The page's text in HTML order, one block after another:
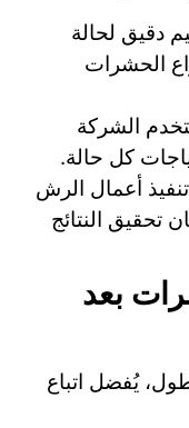
دقيق لحالة
الحشرات
الشركة
كل حالة.
أعمال الرش
النتائج
بعد
يُفضل اتباع